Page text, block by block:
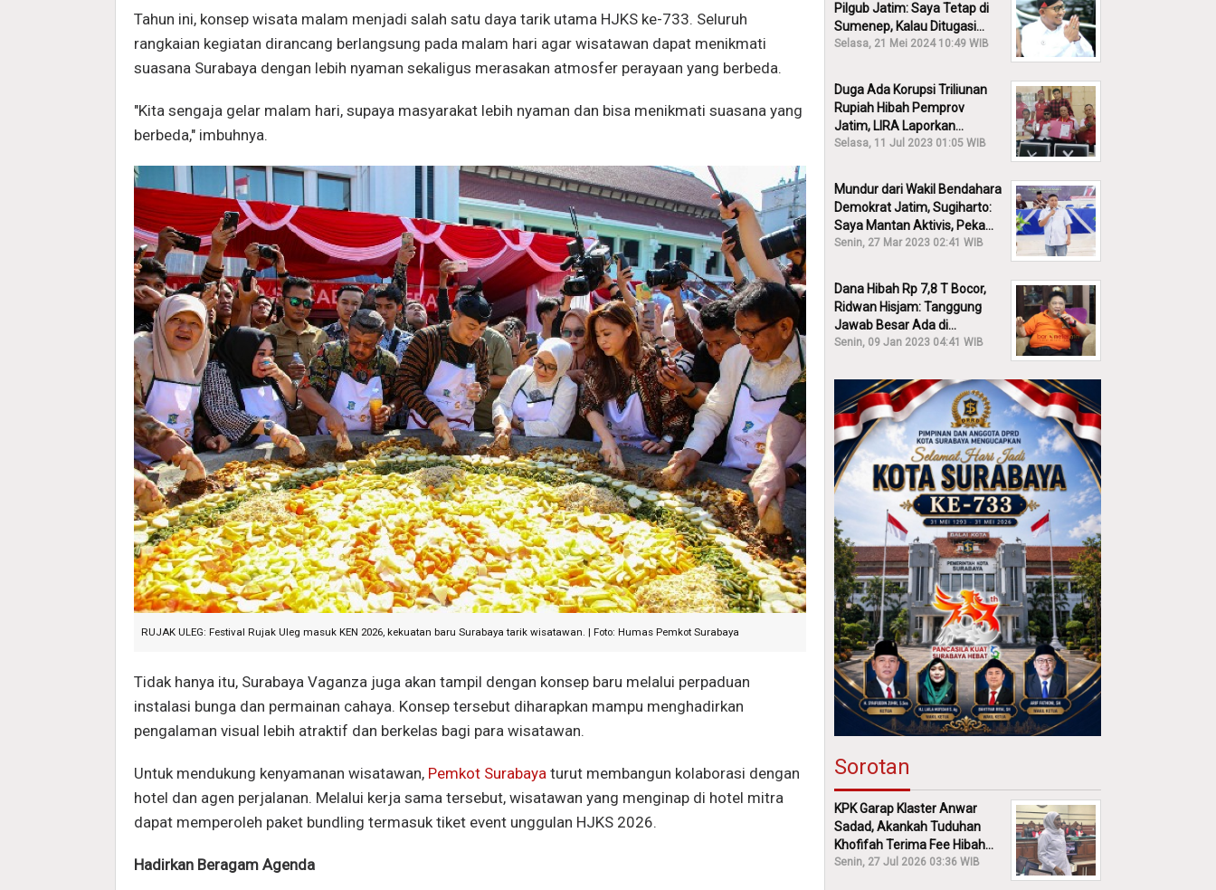
Tahun ini, konsep wisata malam menjadi salah satu daya tarik utama HJKS ke-733. Seluruh
rangkaian kegiatan dirancang berlangsung pada malam hari agar wisatawan dapat menikmati
suasana Surabaya dengan lebih nyaman sekaligus merasakan atmosfer perayaan yang berbeda.
"Kita sengaja gelar malam hari, supaya masyarakat lebih nyaman dan bisa menikmati suasana yang
berbeda," imbuhnya.
RUJAK ULEG: Festival Rujak Uleg masuk KEN 2026, kekuatan baru Surabaya tarik wisatawan. | Foto: Humas Pemkot Surabaya
Tidak hanya itu, Surabaya Vaganza juga akan tampil dengan konsep baru melalui perpaduan
instalasi bunga dan permainan cahaya. Konsep tersebut diharapkan mampu menghadirkan
pengalaman visual lebih atraktif dan berkelas bagi para wisatawan.
Untuk mendukung kenyamanan wisatawan, Pemkot Surabaya turut membangun kolaborasi dengan
hotel dan agen perjalanan. Melalui kerja sama tersebut, wisatawan yang menginap di hotel mitra
dapat memperoleh paket bundling termasuk tiket event unggulan HJKS 2026.
Hadirkan Beragam Agenda
Pilgub Jatim: Saya Tetap di
Sumenep, Kalau Ditugasi
Partai Lain Cerita!
Selasa, 21 Mei 2024 10:49 WIB
Duga Ada Korupsi Triliunan
Rupiah Hibah Pemprov
Jatim, LIRA Laporkan
Khofifah ke KPK: Dia Harus
Selasa, 11 Jul 2023 01:05 WIB
Mundur dari Wakil Bendahara
Demokrat Jatim, Sugiharto:
Saya Mantan Aktivis, Peka
Sekali Kalau Ada yang
Senin, 27 Mar 2023 02:41 WIB
Dana Hibah Rp 7,8 T Bocor,
Ridwan Hisjam: Tanggung
Jawab Besar Ada di
Pemprov, Bukan DPRD Jatim!
Senin, 09 Jan 2023 04:41 WIB
Sorotan
KPK Garap Klaster Anwar
Sadad, Akankah Tuduhan
Khofifah Terima Fee Hibah
30% Diusut?
Senin, 27 Jul 2026 03:36 WIB